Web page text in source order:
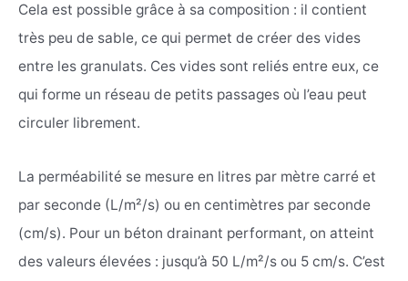
Cela est possible grâce à sa composition : il contient
très peu de sable, ce qui permet de créer des vides
entre les granulats. Ces vides sont reliés entre eux, ce
qui forme un réseau de petits passages où l’eau peut
circuler librement.
La perméabilité se mesure en litres par mètre carré et
par seconde (L/m²/s) ou en centimètres par seconde
(cm/s). Pour un béton drainant performant, on atteint
des valeurs élevées : jusqu’à 50 L/m²/s ou 5 cm/s. C’est